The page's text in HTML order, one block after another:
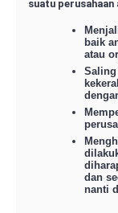
suatu perusahaan
baik
atau
Saling
dan
nanti